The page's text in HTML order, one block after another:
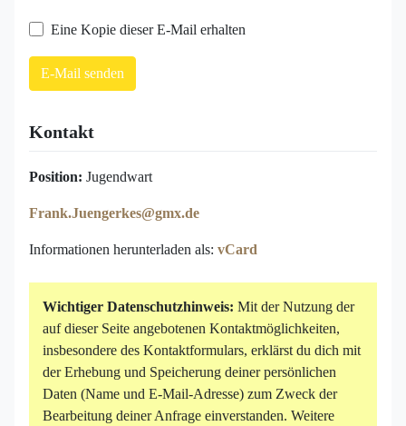
Eine Kopie dieser E-Mail erhalten
E-Mail senden
Kontakt
Position: Jugendwart
Frank.Juengerkes@gmx.de
Informationen herunterladen als: vCard
Wichtiger Datenschutzhinweis: Mit der Nutzung der
auf dieser Seite angebotenen Kontaktmöglichkeiten,
insbesondere des Kontaktformulars, erklärst du dich mit
der Erhebung und Speicherung deiner persönlichen
Daten (Name und E-Mail-Adresse) zum Zweck der
Bearbeitung deiner Anfrage einverstanden. Weitere